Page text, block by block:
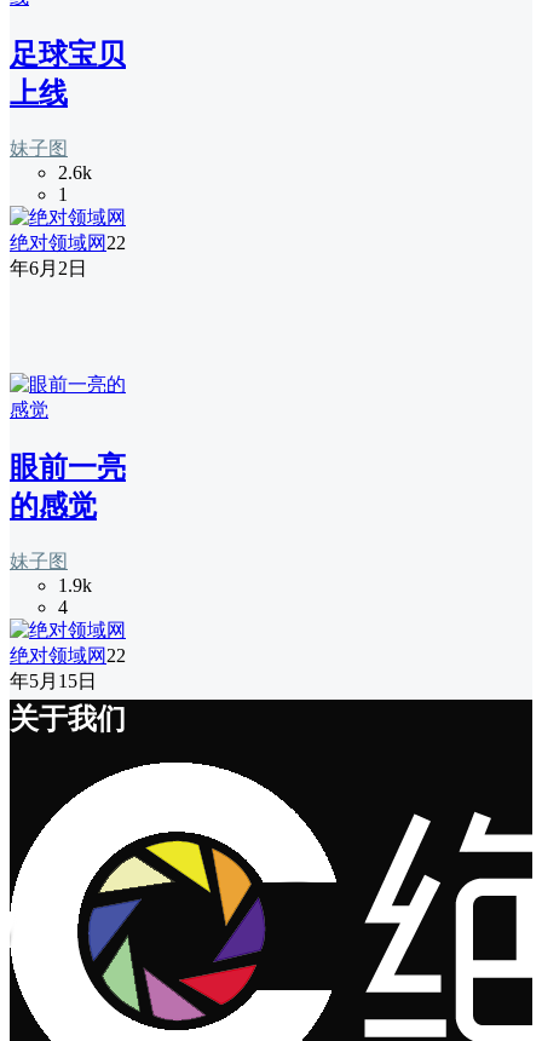
足球宝贝
上线
妹子图
2.6k
1
绝对领域网 22
年6月2日
眼前一亮
的感觉
妹子图
1.9k
4
绝对领域网 22
年5月15日
关于我们